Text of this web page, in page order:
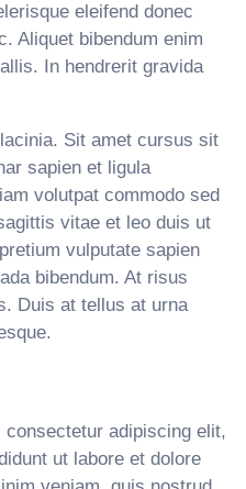
eleifend donec
Aliquet bibendum enim
In hendrerit gravida
Sit amet cursus sit
sapien et ligula
volutpat commodo sed
vitae et leo duis ut
vulputate sapien
bibendum. At risus
Duis at tellus at urna
adipiscing elit,
ut labore et dolore